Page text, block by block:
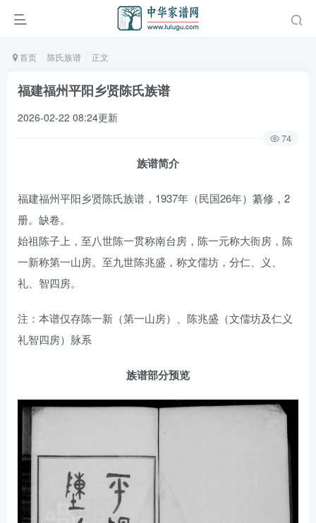
首页 陈氏族谱 正文
福建福州平阳乡贤陈氏族谱
2026-02-22 08:24更新
74
族谱简介
福建福州平阳乡贤陈氏族谱，1937年（民国26年）纂修，2
册。缺卷。
始祖陈子上，至八世陈一贯称南台房，陈一元称大衙房，陈
一新称第一山房。至九世陈兆盛，称文儒坊，分仁、义、
礼、智四房。
注：本谱仅存陈一新（第一山房）、陈兆盛（文儒坊及仁义
礼智四房）脉系
族谱部分预览